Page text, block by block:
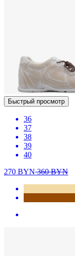
Быстрый просмотр
36
37
38
39
40
270 BYN360BYN